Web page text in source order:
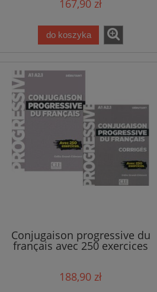
wyrażenia. Trzecia edycja
39,81 zł
Cena regularna: 41,90 zł
do koszyka
167,90 zł
do koszyka
Conjugaison progressive du
français avec 250 exercices
niveau débutant - zestaw 1
188,90 zł